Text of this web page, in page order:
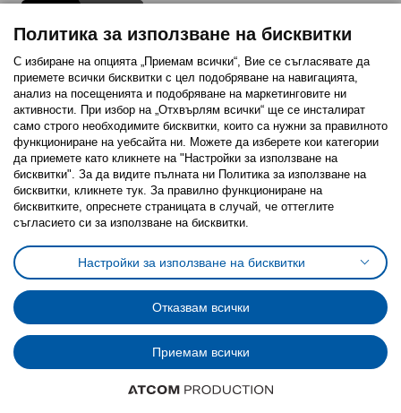
Последвайте ни:
FacebookTwitterYoutubePinterestInstagram
Политика за използване на бисквитки (Cookies)
Избор на настройки за използване на бисквитки
Условия за ползване на ikea.bgОбща политика за личните данни
Политика за защита на личните данни на ikea.bg
Общи условия на програма IKEA Family
Политика за защита на лични данни на програма IKEA Family
© Inter-IKEA Systems B.V. 1999 - 2025
Политика за използване на бисквитки
С избиране на опцията „Приемам всички“, Вие се съгласявате да
приемете всички бисквитки с цел подобряване на навигацията,
анализ на посещенията и подобряване на маркетинговите ни
активности. При избор на „Отхвърлям всички“ ще се инсталират
само строго необходимитe бисквитки, които са нужни за правилното
функциониране на уебсайта ни. Можете да изберете кои категории
да приемете като кликнете на "Настройки за използване на
бисквитки". За да видите пълната ни Политика за използване на
бисквитки, кликнете тук. За правилно функциониране на
бисквитките, опреснете страницата в случай, че оттеглите
съгласието си за използване на бисквитки.
Настройки за използване на бисквитки
Отказвам всички
Приемам всички